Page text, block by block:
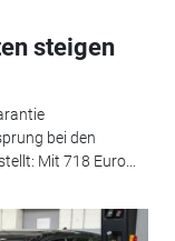
steigen
bei den
Mit 718 Euro...